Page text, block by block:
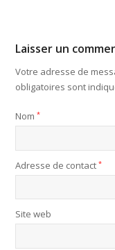
Laisser un
Votre adresse de
obligatoires sont
Nom*
Adresse de contact*
Site web